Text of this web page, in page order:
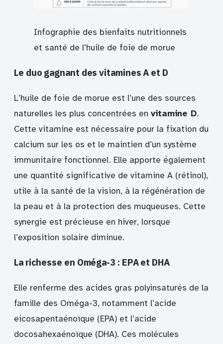
Infographie des bienfaits nutritionnels
et santé de l’huile de foie de morue
Le duo gagnant des vitamines A et D
L’huile de foie de morue est l’une des sources
naturelles les plus concentrées en vitamine D.
Cette vitamine est nécessaire pour la fixation du
calcium sur les os et le maintien d’un système
immunitaire fonctionnel. Elle apporte également
une quantité significative de vitamine A (rétinol),
utile à la santé de la vision, à la régénération de
la peau et à la protection des muqueuses. Cette
synergie est précieuse en hiver, lorsque
l’exposition solaire diminue.
La richesse en Oméga-3 : EPA et DHA
Elle renferme des acides gras polyinsaturés de la
famille des Oméga-3, notamment l’acide
eicosapentaénoïque (EPA) et l’acide
docosahexaénoïque (DHA). Ces molécules